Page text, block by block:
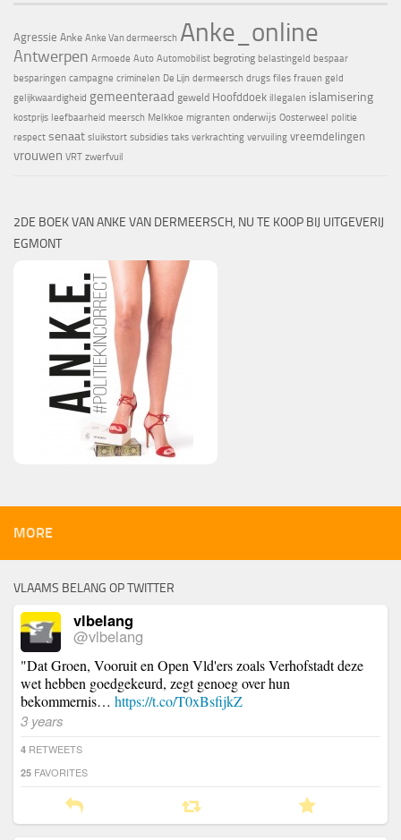
Agressie Anke Anke Van dermeersch Anke_online
Antwerpen Armoede Auto Automobilist begroting belastingeld bespaar
besparingen campagne criminelen De Lijn dermeersch drugs files frauen geld
gelijkwaardigheid gemeenteraad geweld Hoofddoek illegalen islamisering
kostprijs leefbaarheid meersch Melkkoe migranten onderwijs Oosterweel politie
respect senaat sluikstort subsidies taks verkrachting vervuiling vreemdelingen
vrouwen VRT zwerfvuil
2DE BOEK VAN ANKE VAN DERMEERSCH, NU TE KOOP BIJ UITGEVERIJ
EGMONT
MORE
VLAAMS BELANG OP TWITTER
vlbelang
@vlbelang
"Dat Groen, Vooruit en Open Vld'ers zoals Verhofstadt deze
wet hebben goedgekeurd, zegt genoeg over hun
bekommernis… https://t.co/T0xBsfijkZ
3 years
4 RETWEETS
25 FAVORITES